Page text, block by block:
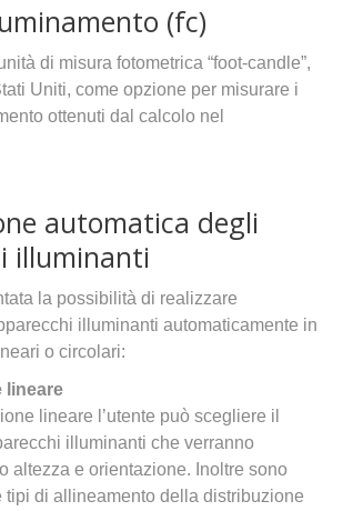
(fc)
di misura fotometrica “foot-candle”,
Uniti, come opzione per misurare i
ottenuti dal calcolo nel
automatica degli
illuminanti
la possibilità di realizzare
illuminanti automaticamente in
o circolari:
lineare
lineare l’utente può scegliere il
illuminanti che verranno
altezza e orientazione. Inoltre sono
tipi di allineamento della distribuzione